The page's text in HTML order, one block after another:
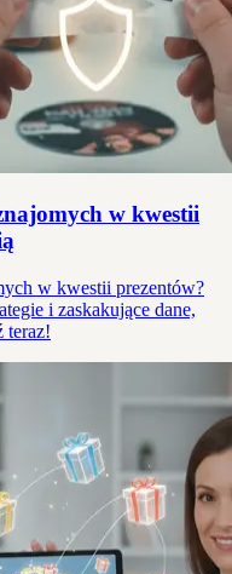
w kwestii
w kwestii prezentów?
i zaskakujące dane,
teraz!